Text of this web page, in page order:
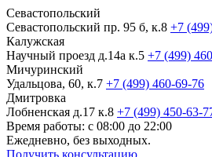
Севастопольский
Севастопольский пр. 95 б, к.8 +7
Калужская
Научный проезд д.14а к.5 +7 (499)
Мичуринский
Удальцова, 60, к.7 +7 (499) 460-69-76
Дмитровка
Лобненская д.17 к.8 +7 (499) 450-63-
Время работы: с 08:00 до 22:00
Ежедневно, без выходных.
Получить консультацию